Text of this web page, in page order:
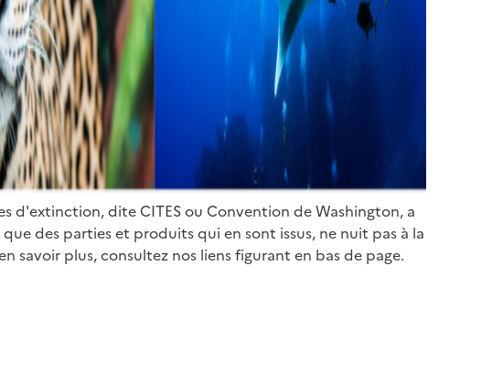
d'extinction, dite CITES ou Convention de Washington, a
des parties et produits qui en sont issus, ne nuit pas à la
savoir plus, consultez nos liens figurant en bas de page.